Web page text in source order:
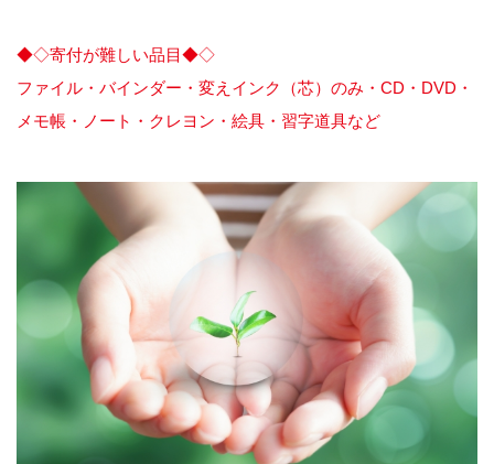
◆◇寄付が難しい品目◆◇
ファイル・バインダー・変えインク（芯）のみ・CD・DVD・
メモ帳・ノート・クレヨン・絵具・習字道具など